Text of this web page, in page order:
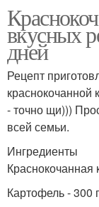
вкусных
дней
Рецепт
краснокочанной
- точно щи)))
всей семьи.
Ингредиенты
Краснокочанная
Картофель - 300 г